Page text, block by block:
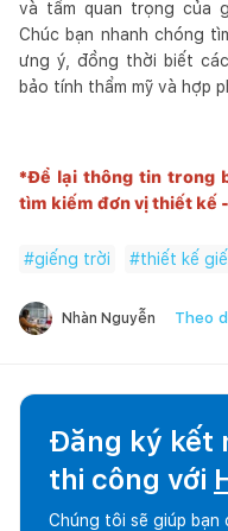
và tầm quan trọng của
Chúc bạn nhanh chóng
ưng ý, đồng thời biết
bảo tính thẩm mỹ và hợp
*Để lại thông tin trong
tìm kiếm đơn vị thiết kế
#giếng trời #thiết kế
Nhàn Nguyễn Theo
Đăng ký kết
thi công với
Chúng tôi sẽ giúp bạn